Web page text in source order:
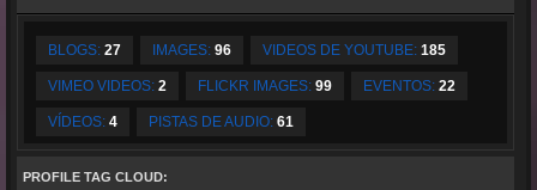
BLOGS: 27 IMAGES: 96 VIDEOS DE YOUTUBE: 185
VIMEO VIDEOS: 2 FLICKR IMAGES: 99 EVENTOS: 22
VÍDEOS: 4 PISTAS DE AUDIO: 61
PROFILE TAG CLOUD: